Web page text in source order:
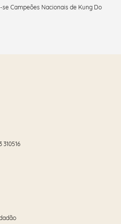
Campeões Nacionais de Kung Do
310516